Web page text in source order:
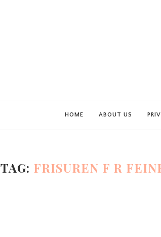
HOME ABOUT US
TAG: FRISUREN F R